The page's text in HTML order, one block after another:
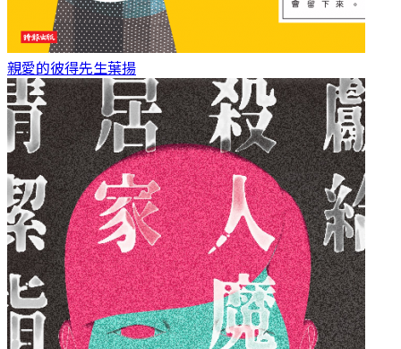
親愛的彼得先生葉揚